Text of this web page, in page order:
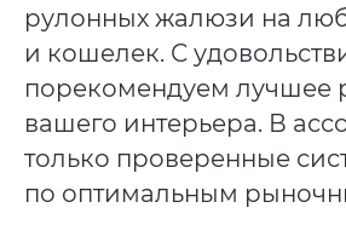
рулонных жалюзи на
и кошелек. С
порекомендуем лучшее
вашего интерьера. В
только проверенные
по оптимальным